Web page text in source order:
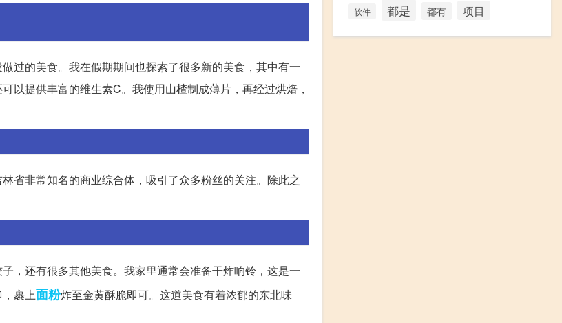
过的美食。我在假期期间也探索了很多新的美食，其中有一
以提供丰富的维生素C。我使用山楂制成薄片，再经过烘焙，
省非常知名的商业综合体，吸引了众多粉丝的关注。除此之
，还有很多其他美食。我家里通常会准备干炸响铃，这是一
裹上面粉炸至金黄酥脆即可。这道美食有着浓郁的东北味
软件 都是 都有 项目